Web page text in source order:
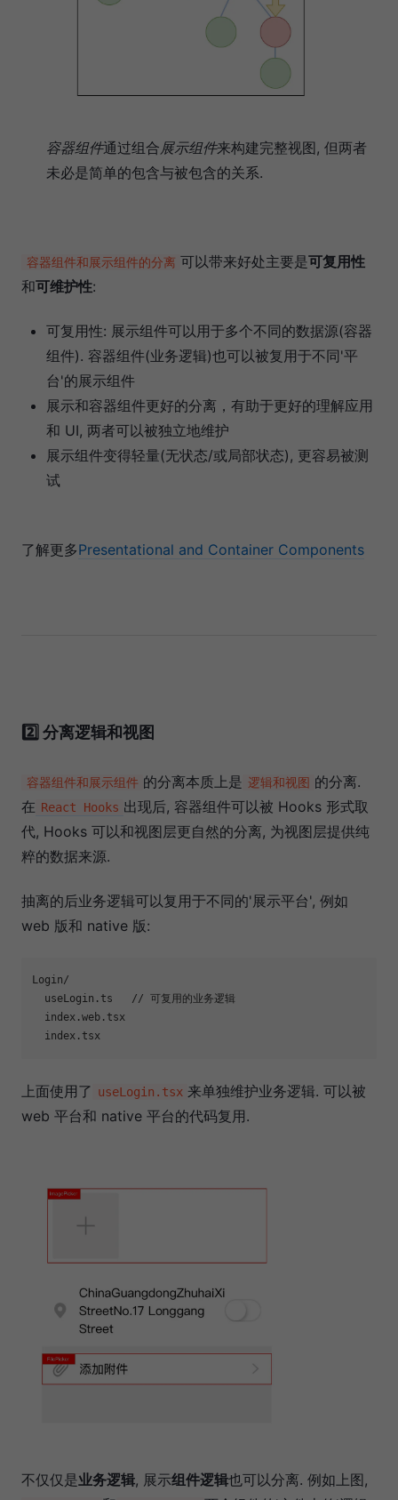
容器组件通过组合展示组件来构建完整视图, 但两者
未必是简单的包含与被包含的关系.
容器组件和展示组件的分离 可以带来好处主要是可复用性
和可维护性:
可复用性: 展示组件可以用于多个不同的数据源(容器
组件). 容器组件(业务逻辑)也可以被复用于不同'平
台'的展示组件
展示和容器组件更好的分离，有助于更好的理解应用
和 UI, 两者可以被独立地维护
展示组件变得轻量(无状态/或局部状态), 更容易被测
试
了解更多Presentational and Container Components
2️⃣ 分离逻辑和视图
容器组件和展示组件 的分离本质上是 逻辑和视图 的分离.
在 React Hooks 出现后, 容器组件可以被 Hooks 形式取
代, Hooks 可以和视图层更自然的分离, 为视图层提供纯
粹的数据来源.
抽离的后业务逻辑可以复用于不同的'展示平台', 例如
web 版和 native 版:
Login/
  useLogin.ts   // 可复用的业务逻辑
  index.web.tsx
上面使用了 useLogin.tsx 来单独维护业务逻辑. 可以被
web 平台和 native 平台的代码复用.
不仅仅是业务逻辑, 展示组件逻辑也可以分离. 例如上图,